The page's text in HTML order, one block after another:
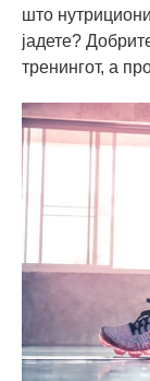
што
јадете?
тренингот, а